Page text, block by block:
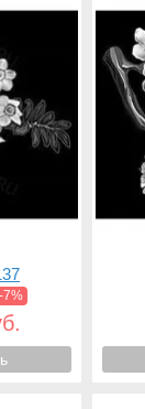
-7%